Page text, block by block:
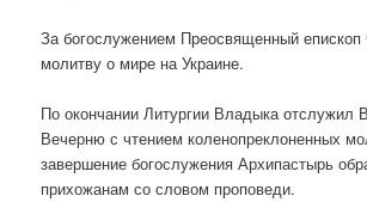
За богослужением Преосвященный епископ
молитву о мире на Украине.
По окончании Литургии Владыка отслужил
Вечерню с чтением коленопреклоненных
завершение богослужения Архипастырь
прихожанам со словом проповеди.